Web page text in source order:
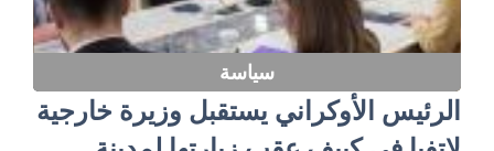
سياسة
الرئيس الأوكراني يستقبل وزيرة خارجية